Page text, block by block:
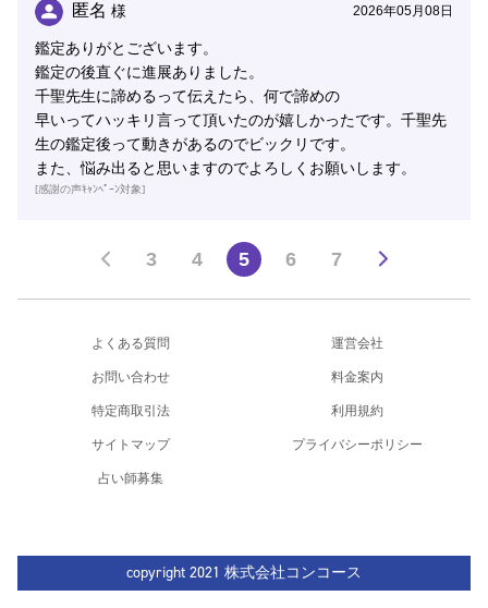
匿名 様 2026年05月08日
鑑定ありがとございます。
鑑定の後直ぐに進展ありました。
千聖先生に諦めるって伝えたら、何で諦めの
早いってハッキリ言って頂いたのが嬉しかったです。千聖先
生の鑑定後って動きがあるのでビックリです。
また、悩み出ると思いますのでよろしくお願いします。
[感謝の声ｷｬﾝﾍﾟｰﾝ対象]
3 4 5 6 7
よくある質問
運営会社
お問い合わせ
料金案内
特定商取引法
利用規約
サイトマップ
プライバシーポリシー
占い師募集
copyright 2021 株式会社コンコース